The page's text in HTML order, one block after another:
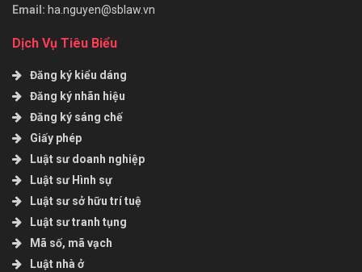
Email: ha.nguyen@sblaw.vn
Dịch Vụ Tiêu Biểu
Đăng ký kiểu dáng
Đăng ký nhãn hiệu
Đăng ký sáng chế
Giấy phép
Luật sư doanh nghiệp
Luật sư Hình sự
Luật sư sở hữu trí tuệ
Luật sư tranh tụng
Mã số, mã vạch
Luật nhà ở